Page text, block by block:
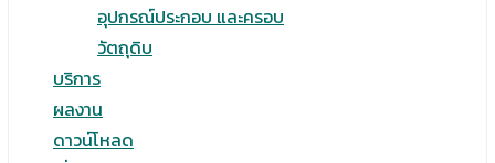
อุปกรณ์ประกอบ และครอบ
วัตถุดิบ
บริการ
ผลงาน
ดาวน์โหลด